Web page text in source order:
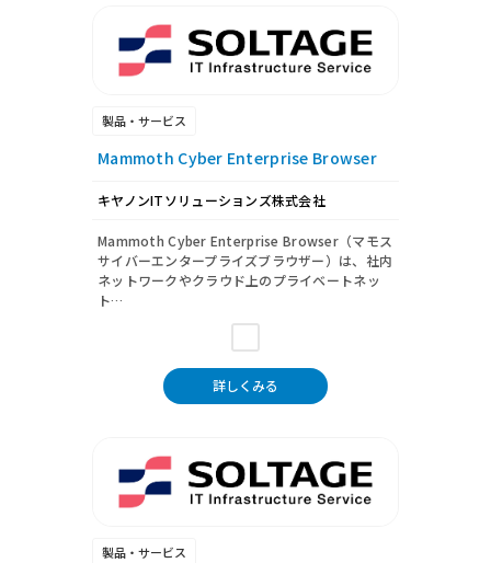
製品・サービス
Mammoth Cyber Enterprise Browser
キヤノンITソリューションズ株式会社
Mammoth Cyber Enterprise Browser（マモス
サイバーエンタープライズブラウザー）は、社内
ネットワークやクラウド上のプライベートネッ
ト…
詳しくみる
製品・サービス